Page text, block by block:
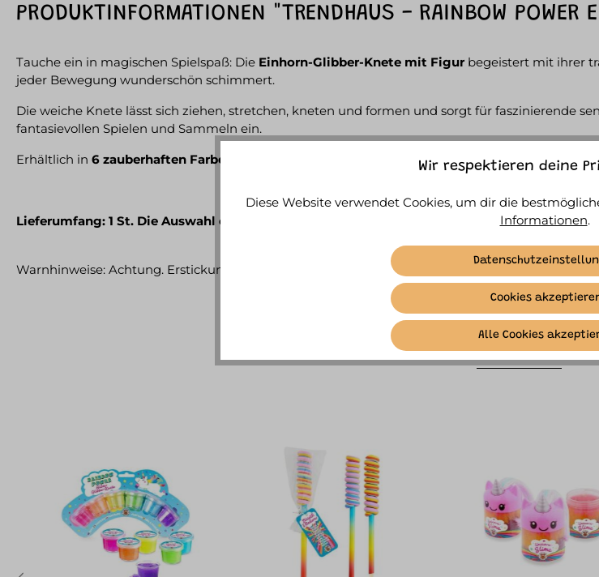
PRODUKTINFORMATIONEN "TRENDHAUS - RAINBOW POWER
Tauche ein in magischen Spielspaß: Die Einhorn-Glibber-Knete mit Figur begeistert mit ihrer
jeder Bewegung wunderschön schimmert.
Die weiche Knete lässt sich ziehen, stretchen, kneten und formen und sorgt für faszinierende
fantasievollen Spielen und Sammeln ein.
Erhältlich in 6 zauberhaften Farben , bringt jede Variante ihren ganz eigenen magischen Look
Lieferumfang: 1 St. Die Auswahl erfolgt zufällig.
Warnhinweise: Achtung. Erstickungsgefahr. Kleine Teile. Nicht für Kinder unter 36 Monaten
ÄHNLICHE
Wir respektieren deine
Diese Website verwendet Cookies, um dir die
Informationen.
Cookies
Alle Cookies